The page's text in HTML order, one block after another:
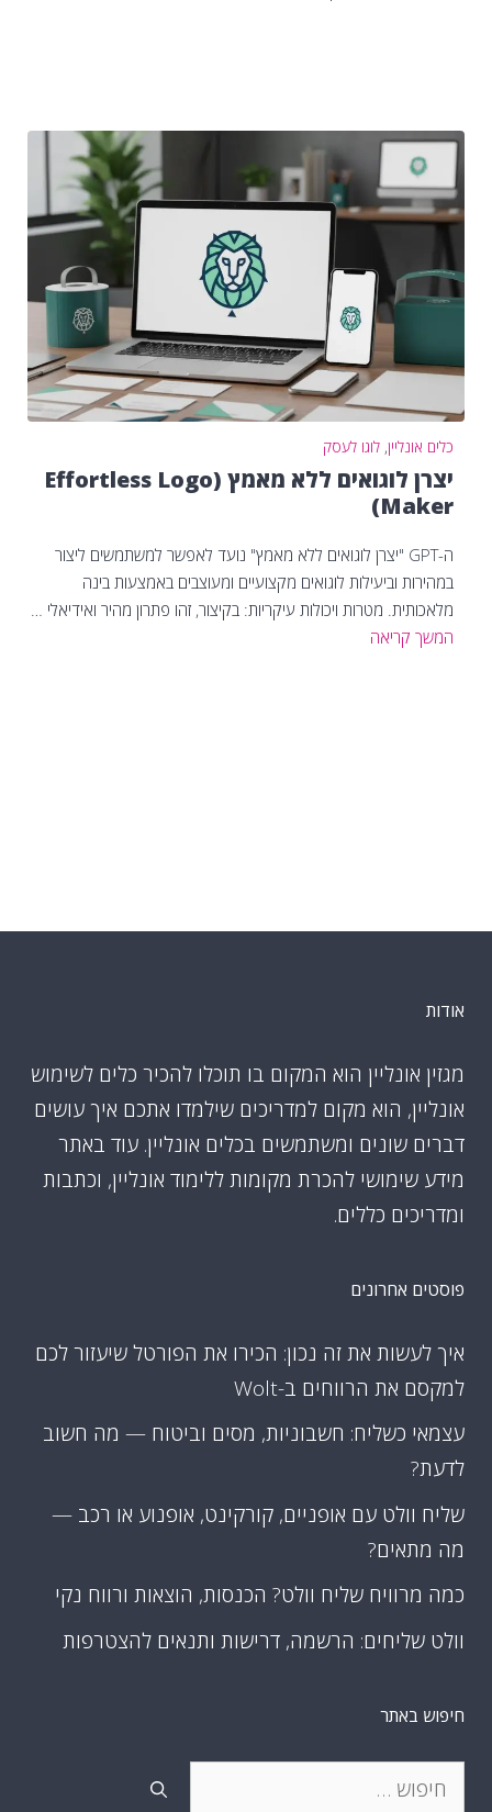
כלים אונליין, לוגו לעסק
יצרן לוגואים ללא מאמץ (Effortless Logo
Maker)
ה-GPT "יצרן לוגואים ללא מאמץ" נועד לאפשר למשתמשים ליצור
במהירות וביעילות לוגואים מקצועיים ומעוצבים באמצעות בינה
מלאכותית. מטרות ויכולות עיקריות: בקיצור, זהו פתרון מהיר ואידיאלי …
המשך קריאה
אודות
מגזין אונליין הוא המקום בו תוכלו להכיר כלים לשימוש
אונליין, הוא מקום למדריכים שילמדו אתכם איך עושים
דברים שונים ומשתמשים בכלים אונליין. עוד באתר
מידע שימושי להכרת מקומות ללימוד אונליין, וכתבות
ומדריכים כללים.
פוסטים אחרונים
איך לעשות את זה נכון: הכירו את הפורטל שיעזור לכם
למקסם את הרווחים ב-Wolt
עצמאי כשליח: חשבוניות, מסים וביטוח — מה חשוב
לדעת?
שליח וולט עם אופניים, קורקינט, אופנוע או רכב —
מה מתאים?
כמה מרוויח שליח וולט? הכנסות, הוצאות ורווח נקי
וולט שליחים: הרשמה, דרישות ותנאים להצטרפות
חיפוש באתר
חיפוש: